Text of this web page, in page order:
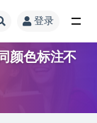
登录
颜色标注不